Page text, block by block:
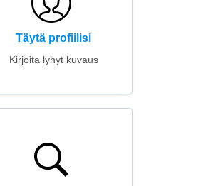
Täytä profiilisi
Kirjoita lyhyt kuvaus